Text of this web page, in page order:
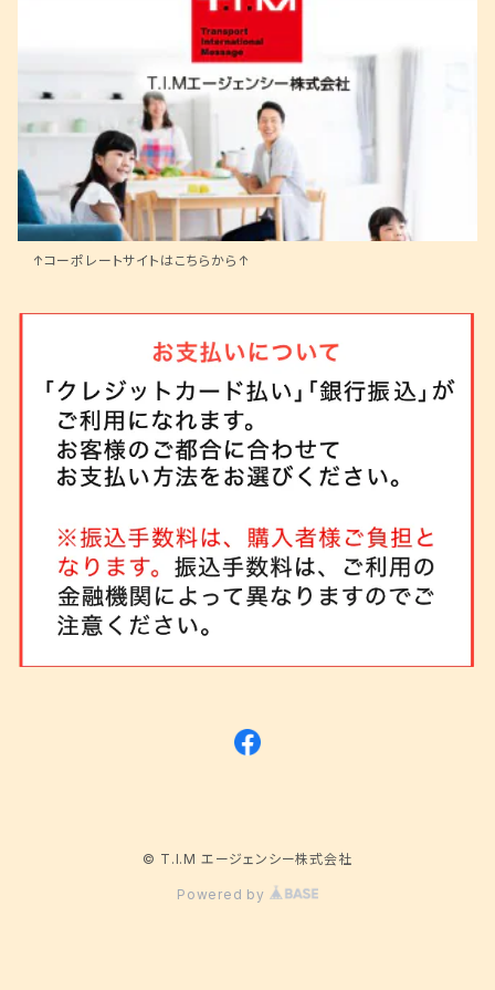
タープテント 3×6m
タープテント 3×3m 3面横幕付
タープテント 3×6m 3面横幕付
タープテント 3×6m 6面横幕付【UVカット仕様】
ドームテント
大容量収納庫
↑コーポレートサイトはこちらから↑
© T.I.M エージェンシー株式会社
Powered by